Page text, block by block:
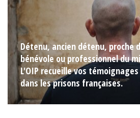
Détenu, ancien détenu, proche
bénévole ou professionnel du
L'OIP recueille vos
dans les prisons françaises.